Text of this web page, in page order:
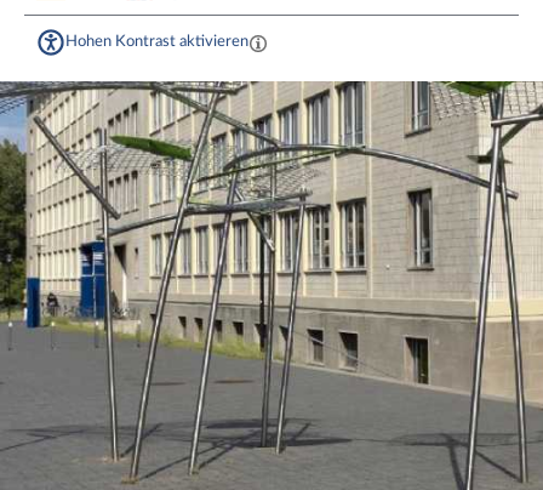
Hohen Kontrast aktivieren